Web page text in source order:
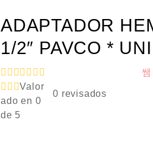
ADAPTADOR
1/2″ PAVCO *
Valor
ado en 0
de 5
0 revisados